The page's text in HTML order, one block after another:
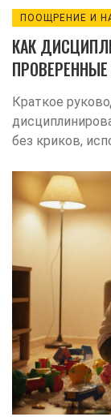
ПООЩРЕНИЕ И
КАК
Краткое
без криков,
и